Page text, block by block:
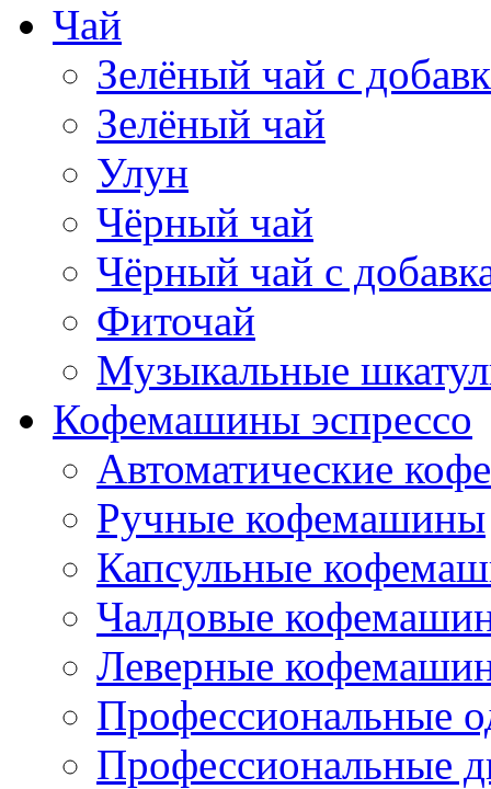
Чай
Зелёный чай с
Зелёный чай
Улун
Чёрный чай
Чёрный чай с
Фиточай
Музыкальные
Кофемашины эспрессо
Автоматические
Ручные кофемашины
Капсульные
Чалдовые
Леверные
Профессиональные
Профессиональные